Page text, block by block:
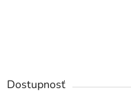
Dostupnosť